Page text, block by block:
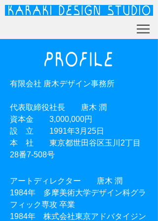
有限会社 唐木デザイン事務所
代表取締役社長 唐木 潤
資本金 3,000,000円
設 立 1991年3月25日
本 社 東京都世田谷区玉川2丁目
28番7-508号
アートディレクター 唐木 潤
1984年 多摩美術大学デザイン科グラ
フィック専攻 卒業
1984年 株式会社東京アドバタイジン